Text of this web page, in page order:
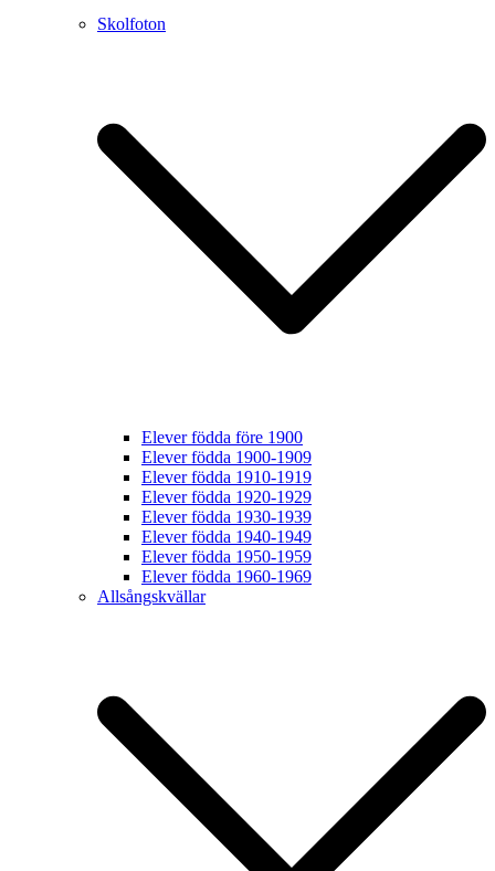
Skolfoton
Elever födda före 1900
Elever födda 1900-1909
Elever födda 1910-1919
Elever födda 1920-1929
Elever födda 1930-1939
Elever födda 1940-1949
Elever födda 1950-1959
Elever födda 1960-1969
Allsångskvällar